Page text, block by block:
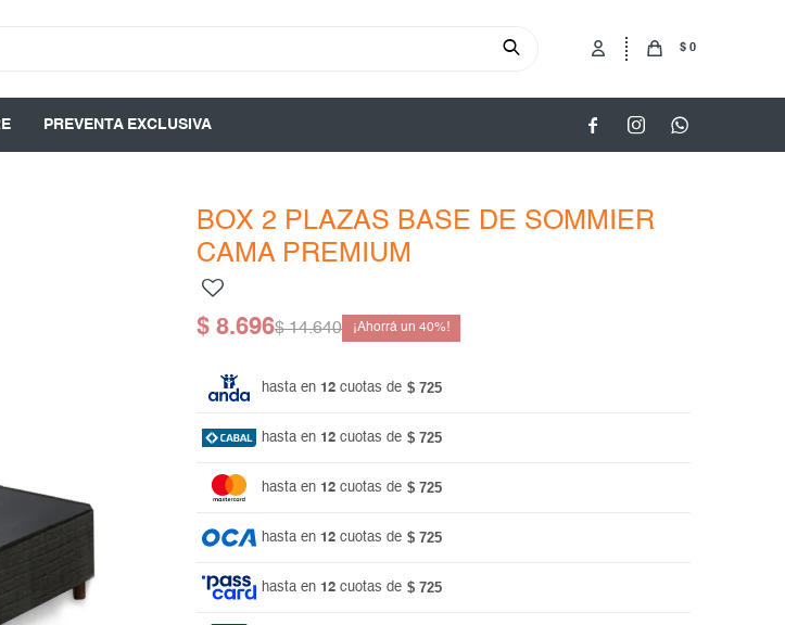
PREVENTA EXCLUSIVA
$ 0
  
BOX 2 PLAZAS BASE DE SOMMIER
CAMA PREMIUM
$ 8.696$ 14.640 40
hasta en 12 cuotas de $ 725
hasta en 12 cuotas de $ 725
hasta en 12 cuotas de $ 725
hasta en 12 cuotas de $ 725
hasta en 12 cuotas de $ 725